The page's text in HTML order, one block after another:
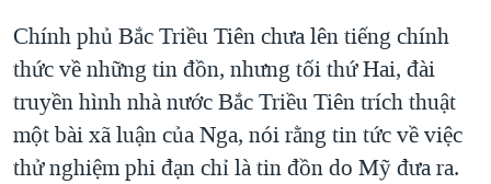
QUAN HỆ VIỆT MỸ
Chính phủ Bắc Triều Tiên chưa lên tiếng chính
thức về những tin đồn, nhưng tối thứ Hai, đài
truyền hình nhà nước Bắc Triều Tiên trích thuật
một bài xã luận của Nga, nói rằng tin tức về việc
thử nghiệm phi đạn chỉ là tin đồn do Mỹ đưa ra.